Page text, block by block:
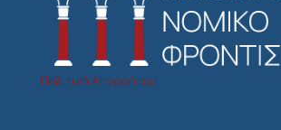
Πολιτική Απορρήτου